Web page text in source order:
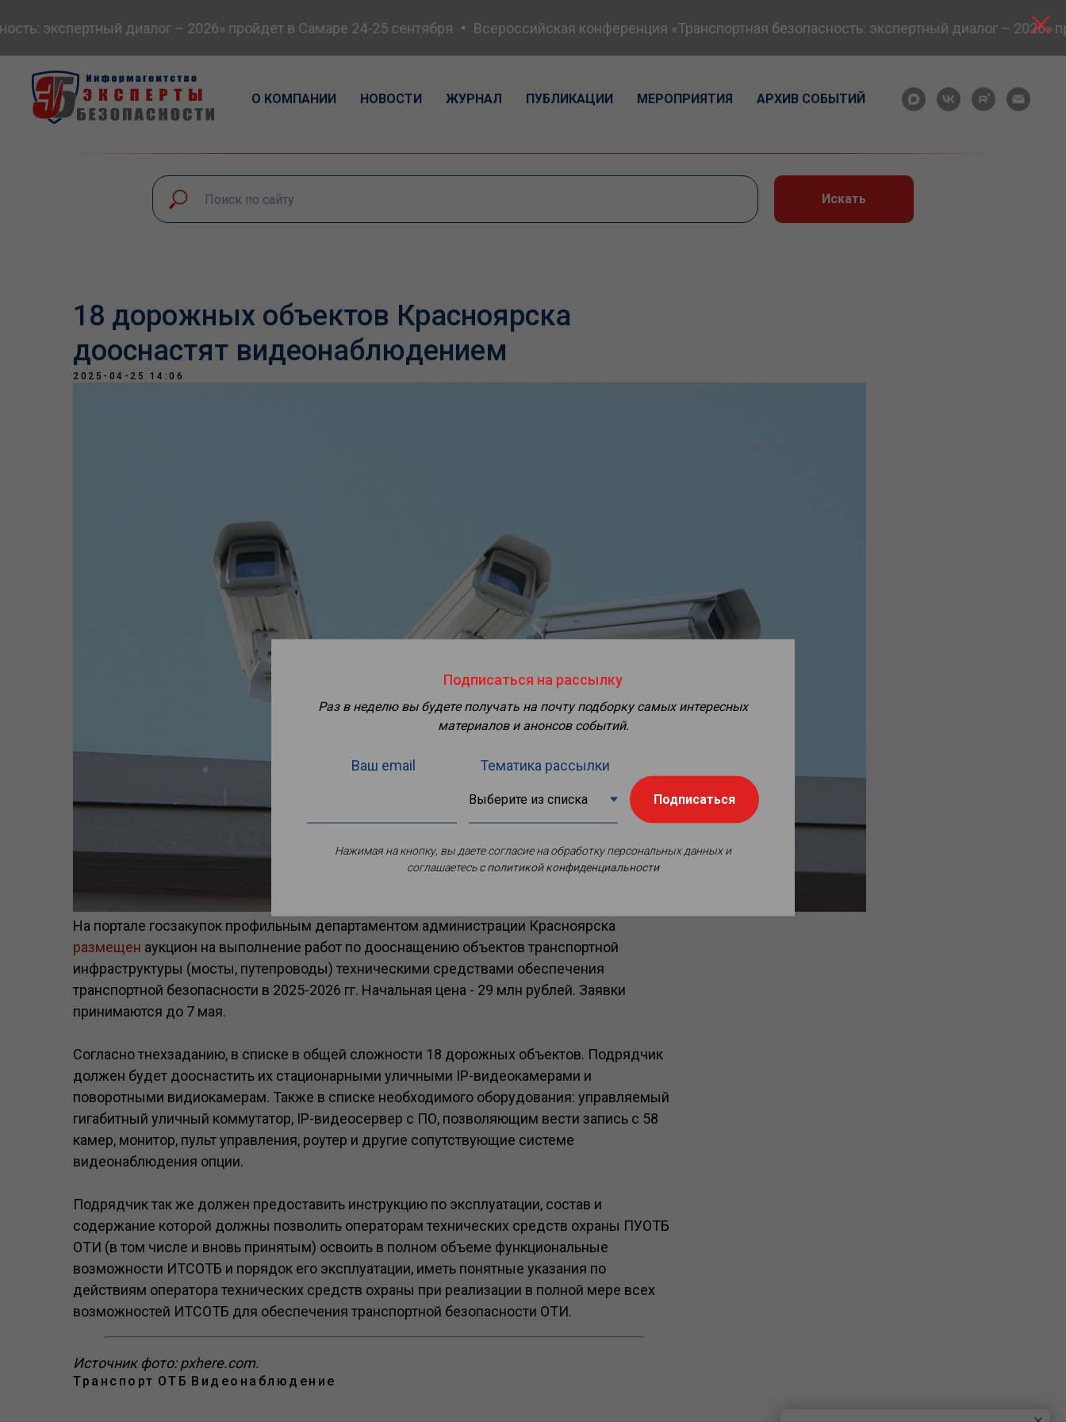
экспертный диалог – 2026» пройдет в Самаре 24-25 сентября Всероссийская конференция «Транспортная безопасность: экспертный диалог – 2026»
О КОМПАНИИ НОВОСТИ ЖУРНАЛ ПУБЛИКАЦИИ МЕРОПРИЯТИЯ АРХИВ СОБЫТИЙ
Искать
18 дорожных объектов Красноярска
дооснастят видеонаблюдением
2025-04-25 14:06
На портале госзакупок профильным департаментом администрации Красноярска
размещен аукцион на выполнение работ по дооснащению объектов транспортной
инфраструктуры (мосты, путепроводы) техническими средствами обеспечения
транспортной безопасности в 2025-2026 гг. Начальная цена - 29 млн рублей. Заявки
принимаются до 7 мая.
Согласно тнехзаданию, в списке в общей сложности 18 дорожных объектов. Подрядчик
должен будет дооснастить их стационарными уличными IP-видеокамерами и
поворотными видиокамерам. Также в списке необходимого оборудования: управляемый
гигабитный уличный коммутатор, IP-видеосервер с ПО, позволяющим вести запись с 58
камер, монитор, пульт управления, роутер и другие сопутствующие системе
видеонаблюдения опции.
Подрядчик так же должен предоставить инструкцию по эксплуатации, состав и
содержание которой должны позволить операторам технических средств охраны ПУОТБ
ОТИ (в том числе и вновь принятым) освоить в полном объеме функциональные
возможности ИТСОТБ и порядок его эксплуатации, иметь понятные указания по
действиям оператора технических средств охраны при реализации в полной мере всех
возможностей ИТСОТБ для обеспечения транспортной безопасности ОТИ.
Источник фото: pxhere.com.
Транспорт ОТБ Видеонаблюдение
Подписаться на рассылку
Раз в неделю вы будете получать на почту подборку самых интересных
материалов и анонсов событий.
Ваш email Тематика рассылки
Подписаться
Нажимая на кнопку, вы даете согласие на обработку персональных данных и
соглашаетесьc политикой конфиденциальности